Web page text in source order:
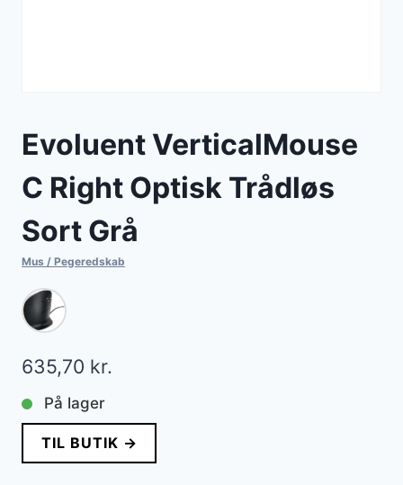
Evoluent VerticalMouse
C Right Optisk Trådløs
Sort Grå
Mus / Pegeredskab
635,70 kr.
På lager
TIL BUTIK →